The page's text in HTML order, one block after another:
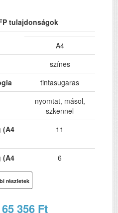
tulajdonságok
A4
színes
tintasugaras
nyomtat, másol,
szkennel
(A4
11
(A4
6
részletek
65 356 Ft